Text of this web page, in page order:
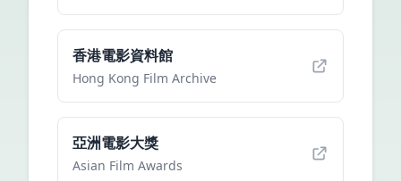
香港電影資料館
Hong Kong Film Archive
亞洲電影大獎
Asian Film Awards